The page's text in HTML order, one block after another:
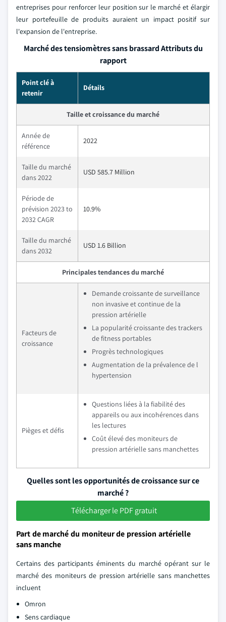
entreprises pour renforcer leur position sur le marché et élargir
leur portefeuille de produits auraient un impact positif sur
l'expansion de l'entreprise.
Marché des tensiomètres sans brassard Attributs du
rapport
Point clé à
retenir
Détails
Taille et croissance du marché
Année de
référence
2022
Taille du marché
dans 2022
USD 585.7 Million
Période de
prévision 2023 to
2032 CAGR
10.9%
Taille du marché
dans 2032
USD 1.6 Billion
Principales tendances du marché
Facteurs de
croissance
Demande croissante de surveillance
non invasive et continue de la
pression artérielle
La popularité croissante des trackers
de fitness portables
Progrès technologiques
Augmentation de la prévalence de l
hypertension
Pièges et défis
Questions liées à la fiabilité des
appareils ou aux incohérences dans
les lectures
Coût élevé des moniteurs de
pression artérielle sans manchettes
Quelles sont les opportunités de croissance sur ce
marché ?
Télécharger le PDF gratuit
Part de marché du moniteur de pression artérielle
sans manche
Certains des participants éminents du marché opérant sur le
marché des moniteurs de pression artérielle sans manchettes
incluent
Omron
Sens cardiaque